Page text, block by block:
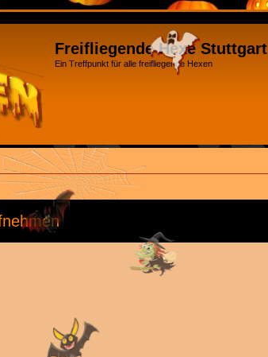
Freifliegende Hexe Stuttgart
Ein Treffpunkt für alle freifliegende Hexen